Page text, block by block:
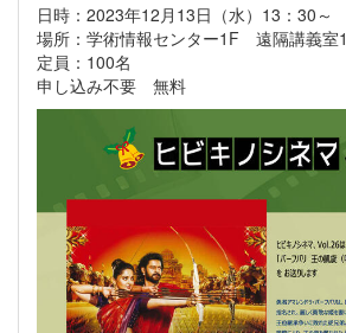
日時：2023年12月13日（水）13：30～
場所：学術情報センター1F 遠隔講義室1
定員：100名
申し込み不要 無料